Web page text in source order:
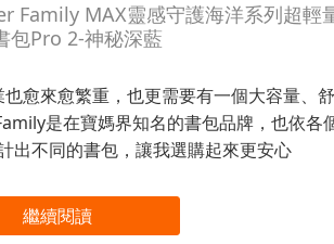
Family MAX靈感守護海洋系列超輕
包Pro 2-神秘深藍
愈來愈繁重，也更需要有一個大容量、舒
是在寶媽界知名的書包品牌，也依各
出不同的書包，讓我選購起來更安心
繼續閱讀